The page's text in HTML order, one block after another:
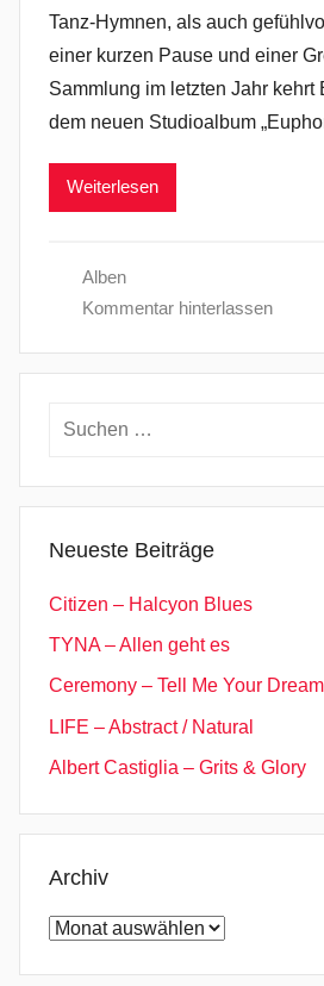
Tanz-Hymnen, als auch
einer kurzen Pause und einer
Sammlung im letzten Jahr kehrt
dem neuen Studioalbum
Weiterlesen
Alben
Kommentar hinterlassen
Suchen
Neueste Beiträge
Citizen – Halcyon Blues
TYNA – Allen geht es
Ceremony – Tell Me Your Dream
LIFE – Abstract / Natural
Albert Castiglia – Grits & Glory
Archiv
Archiv